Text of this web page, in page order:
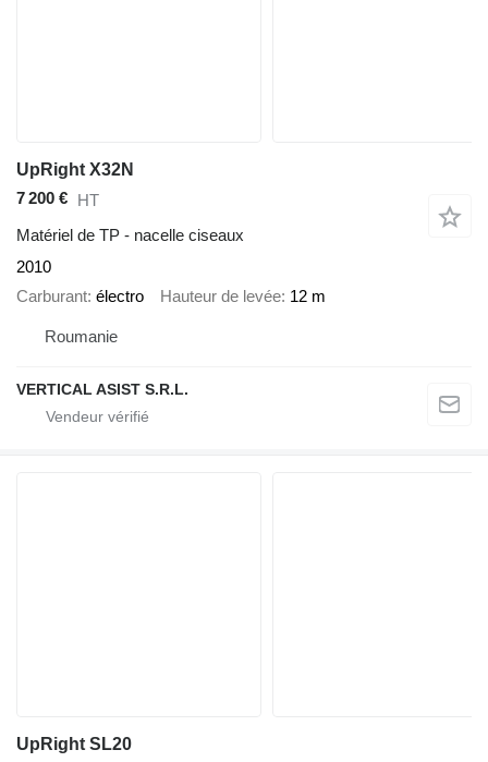
UpRight X32N
7 200 € HT
Matériel de TP - nacelle ciseaux
2010
Carburant électro Hauteur de levée 12 m
Roumanie
VERTICAL ASIST S.R.L.
UpRight SL20